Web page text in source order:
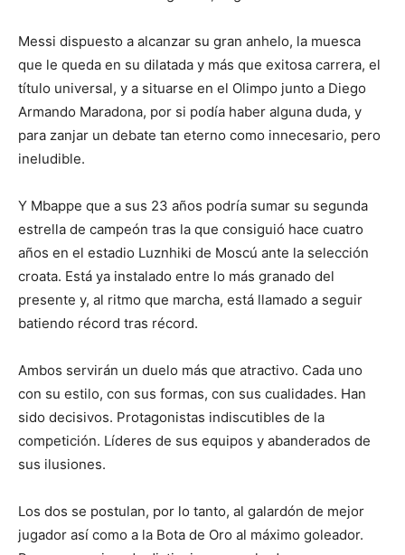
Messi dispuesto a alcanzar su gran anhelo, la muesca
que le queda en su dilatada y más que exitosa carrera, el
título universal, y a situarse en el Olimpo junto a Diego
Armando Maradona, por si podía haber alguna duda, y
para zanjar un debate tan eterno como innecesario, pero
ineludible.
Y Mbappe que a sus 23 años podría sumar su segunda
estrella de campeón tras la que consiguió hace cuatro
años en el estadio Luznhiki de Moscú ante la selección
croata. Está ya instalado entre lo más granado del
presente y, al ritmo que marcha, está llamado a seguir
batiendo récord tras récord.
Ambos servirán un duelo más que atractivo. Cada uno
con su estilo, con sus formas, con sus cualidades. Han
sido decisivos. Protagonistas indiscutibles de la
competición. Líderes de sus equipos y abanderados de
sus ilusiones.
Los dos se postulan, por lo tanto, al galardón de mejor
jugador así como a la Bota de Oro al máximo goleador.